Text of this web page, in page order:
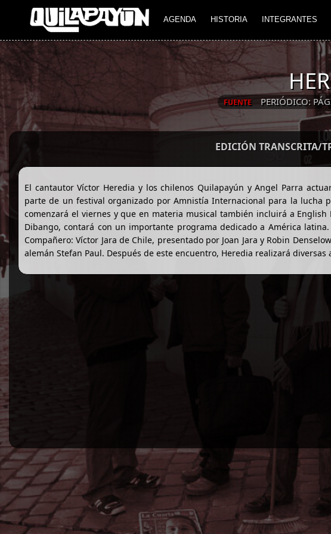
AGENDA HISTORIA INTEGRANTES
FUENTE PERIÓDICO:
EDICIÓN TRANSCRITA/
El cantautor Víctor Heredia y los chilenos Quilapayún y Angel Parra
parte de un festival organizado por Amnistía Internacional para la lucha
comenzará el viernes y que en materia musical también incluirá a English
Dibango, contará con un importante programa dedicado a América
Compañero: Víctor Jara de Chile, presentado por Joan Jara y Robin
alemán Stefan Paul. Después de este encuentro, Heredia realizará diversas